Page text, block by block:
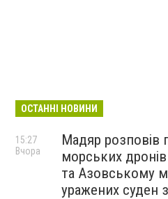
ОСТАННІ НОВИНИ
Мадяр розповів
морських
та Азовському
уражених суден
15:27
Вчора